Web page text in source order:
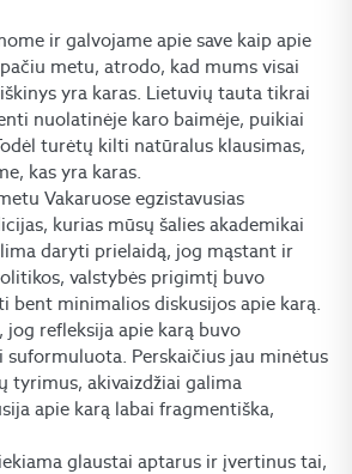
ir galvojame apie save kaip apie
metu, atrodo, kad mums visai
yra karas. Lietuvių tauta tikrai
nuolatinėje karo baimėje, puikiai
turėtų kilti natūralus klausimas,
kas yra karas.
Vakaruose egzistavusias
kurias mūsų šalies akademikai
daryti prielaidą, jog mąstant ir
valstybės prigimtį buvo
bent minimalios diskusijos apie karą.
jog refleksija apie karą buvo
suformuluota. Perskaičius jau minėtus
tyrimus, akivaizdžiai galima
apie karą labai fragmentiška,
glaustai aptarus ir įvertinus tai,